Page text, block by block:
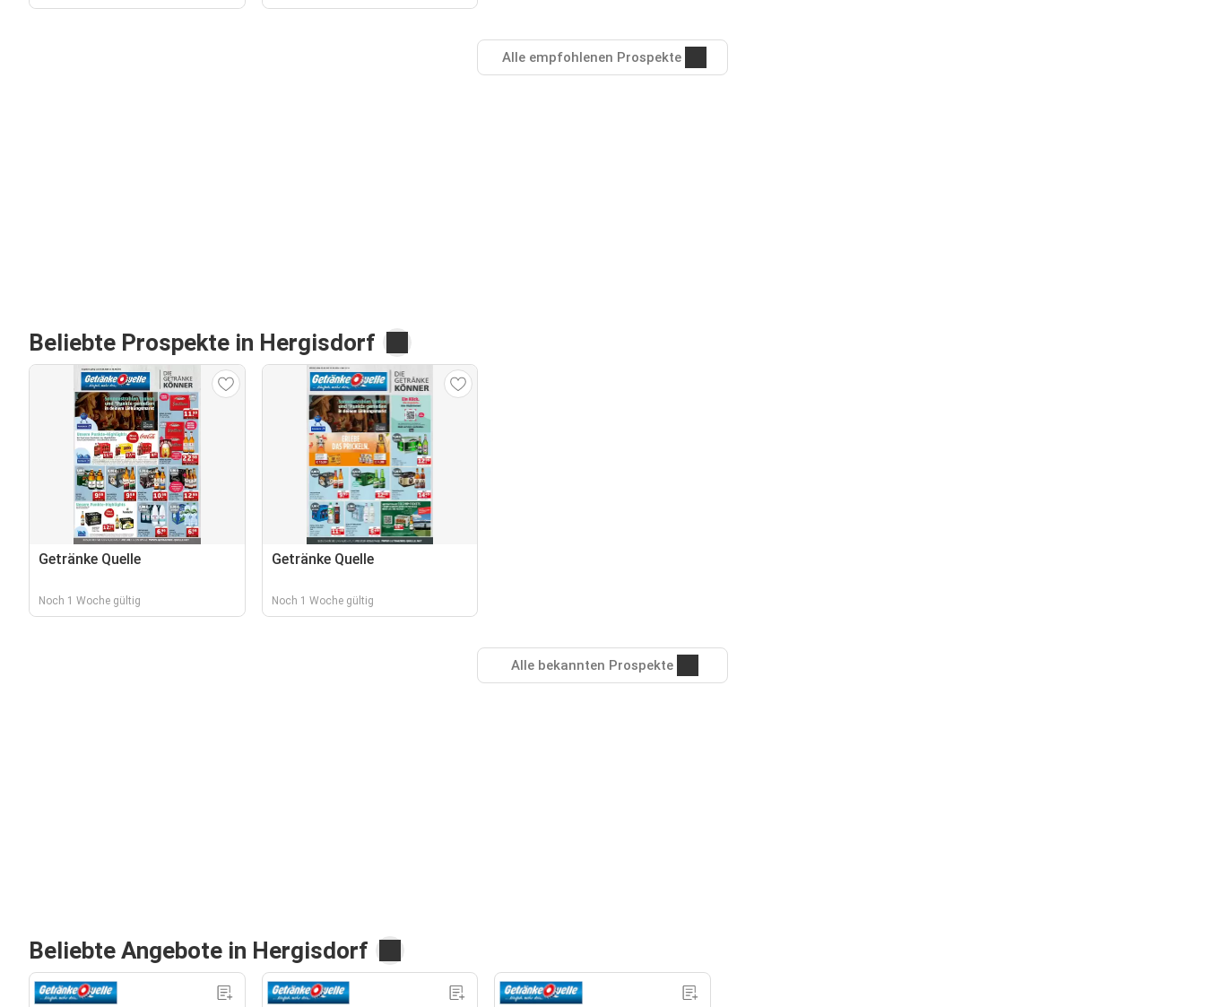
Alle empfohlenen Prospekte
Beliebte Prospekte in Hergisdorf
Getränke Quelle
Noch 1 Woche gültig
Getränke Quelle
Noch 1 Woche gültig
Alle bekannten Prospekte
Beliebte Angebote in Hergisdorf